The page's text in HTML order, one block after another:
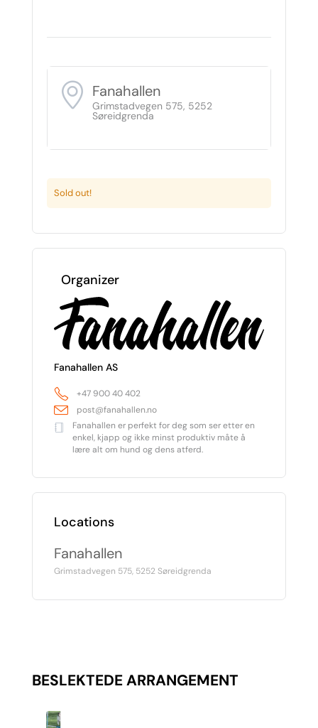
Fanahallen
Grimstadvegen 575, 5252
Søreidgrenda
Sold out!
Organizer
Fanahallen AS
+47 900 40 402
post@fanahallen.no
Fanahallen er perfekt for deg som ser etter en
enkel, kjapp og ikke minst produktiv måte å
lære alt om hund og dens atferd.
Locations
Fanahallen
Grimstadvegen 575, 5252 Søreidgrenda
BESLEKTEDE ARRANGEMENT